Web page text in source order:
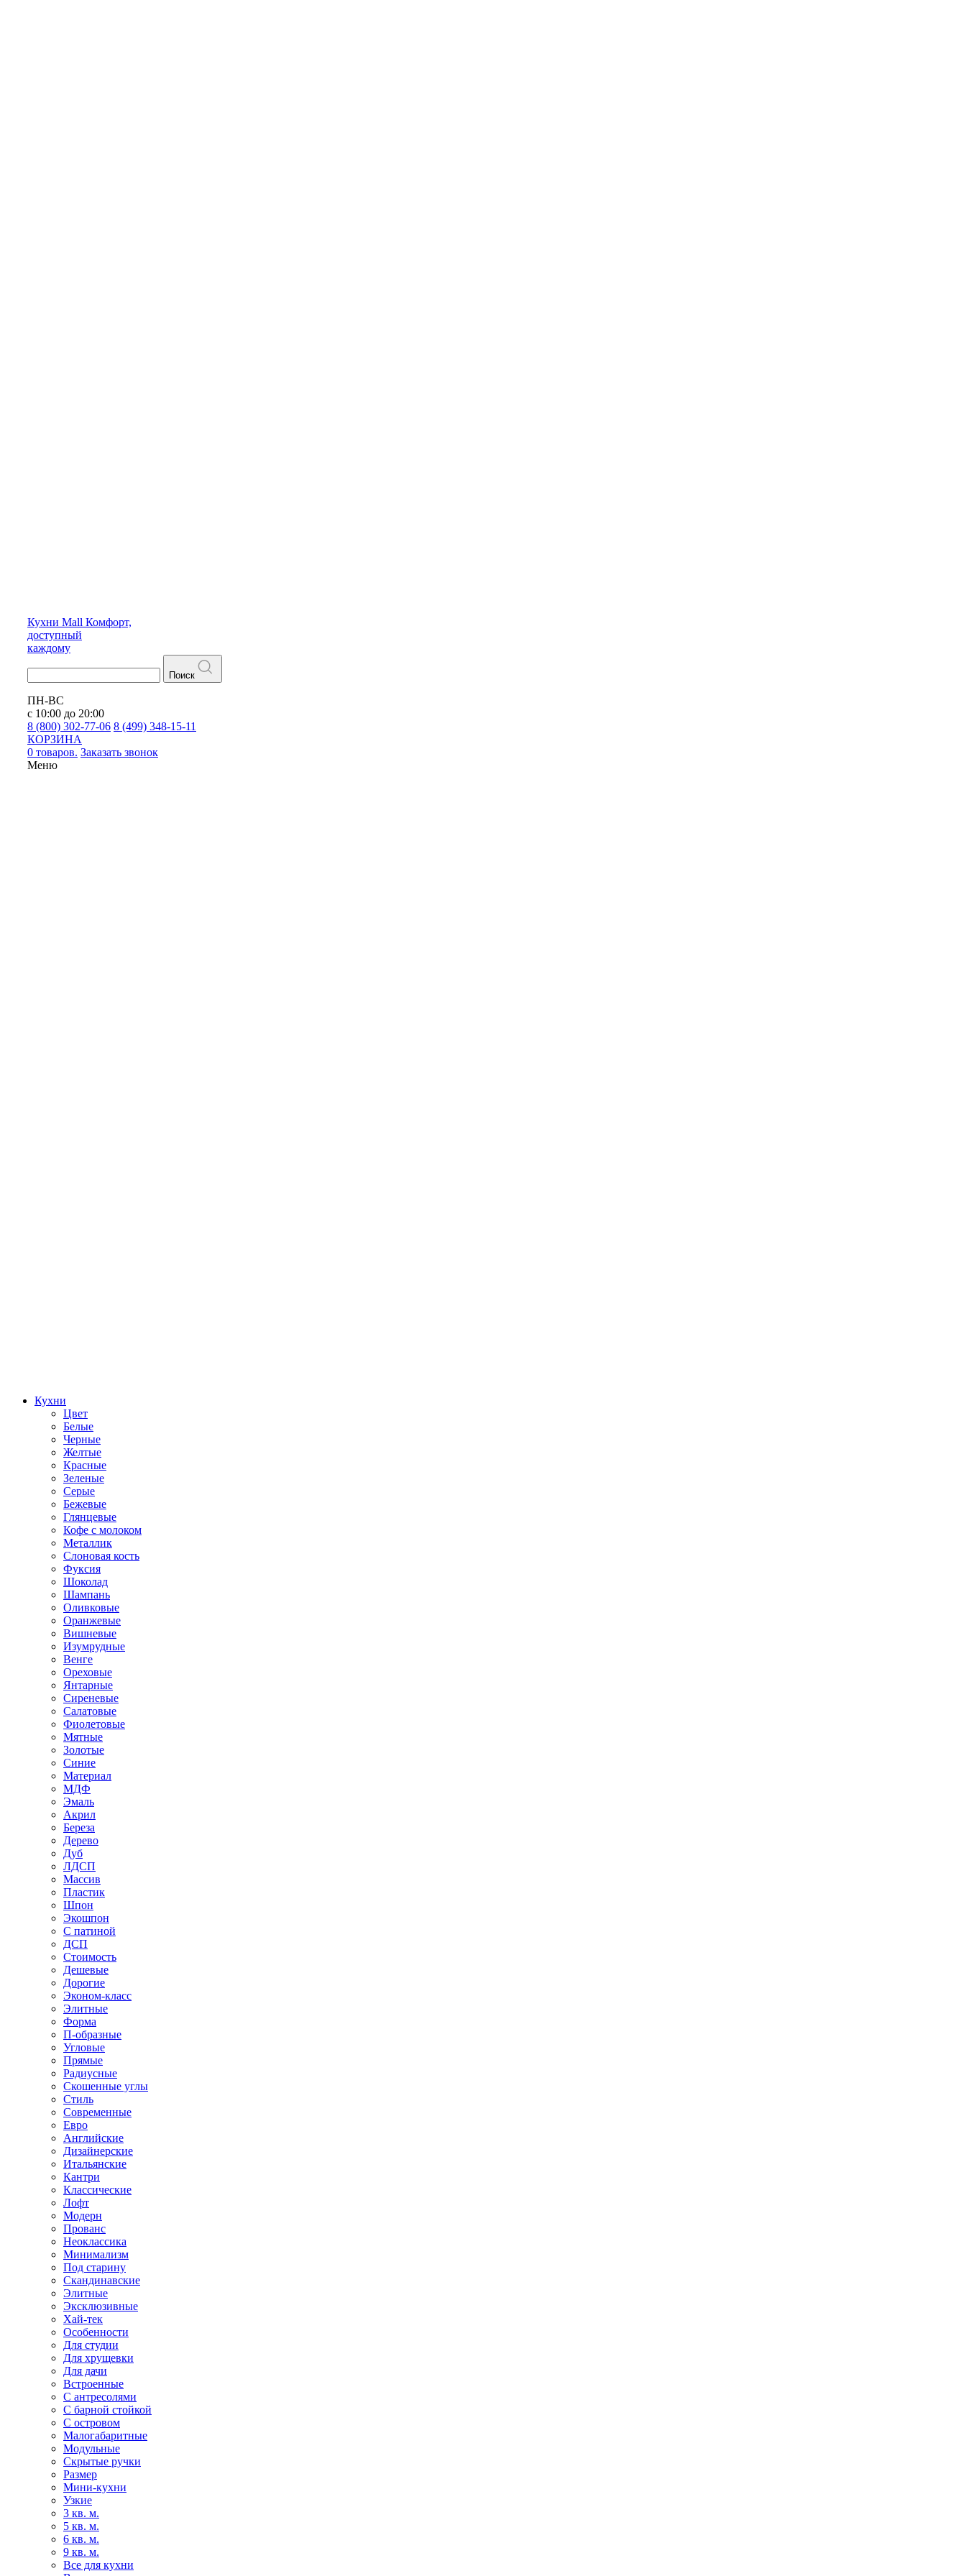
Кухни Mall Комфорт,
доступный
каждому
Поиск
ПН-ВС
с 10:00 до 20:00
8 (800) 302-77-06 8 (499) 348-15-11
КОРЗИНА
0 товаров. Заказать звонок
Меню
Кухни
Цвет
Белые
Черные
Желтые
Красные
Зеленые
Серые
Бежевые
Глянцевые
Кофе с молоком
Металлик
Слоновая кость
Фуксия
Шоколад
Шампань
Оливковые
Оранжевые
Вишневые
Изумрудные
Венге
Ореховые
Янтарные
Сиреневые
Салатовые
Фиолетовые
Мятные
Золотые
Синие
Материал
МДФ
Эмаль
Акрил
Береза
Дерево
Дуб
ЛДСП
Массив
Пластик
Шпон
Экошпон
С патиной
ДСП
Стоимость
Дешевые
Дорогие
Эконом-класс
Элитные
Форма
П-образные
Угловые
Прямые
Радиусные
Скошенные углы
Стиль
Современные
Евро
Английские
Дизайнерские
Итальянские
Кантри
Классические
Лофт
Модерн
Прованс
Неоклассика
Минимализм
Под старину
Скандинавские
Элитные
Эксклюзивные
Хай-тек
Особенности
Для студии
Для хрущевки
Для дачи
Встроенные
С антресолями
С барной стойкой
С островом
Малогабаритные
Модульные
Скрытые ручки
Размер
Мини-кухни
Узкие
3 кв. м.
5 кв. м.
6 кв. м.
9 кв. м.
Все для кухни